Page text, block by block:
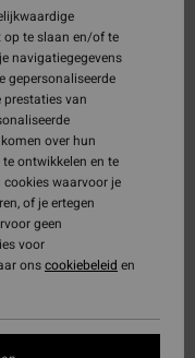
te slaan en/of te
navigatiegegevens
gepersonaliseerde
van
over hun
ontwikkelen en te
waarvoor je
of je ertegen
geen
voor
onscookiebeleid en